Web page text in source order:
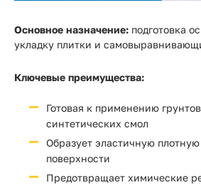
Основное назначение: подготовка
укладку плитки и
Ключевые преимущества:
Готовая к применению
синтетических смол
Образует эластичную
поверхности
Предотвращает химические